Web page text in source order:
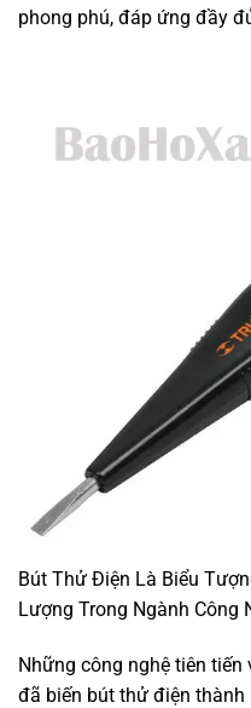
phong phú, đáp ứng đầy
Bút Thử Điện Là Biểu
Lượng Trong Ngành Công
Những công nghệ tiên
đã biến bút thử điện